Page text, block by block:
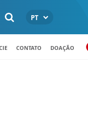
PT
CONTATO DOAÇÃO